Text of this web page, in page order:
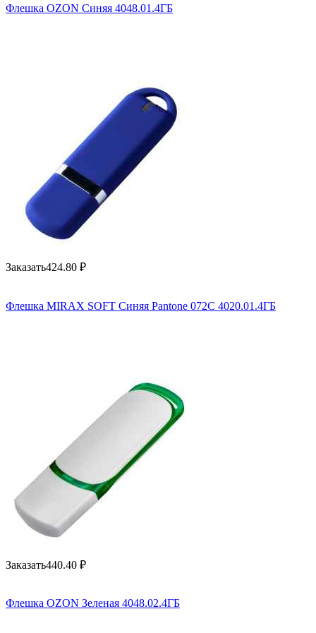
Флешка OZON Синяя 4048.01.4ГБ
Заказать424.80 ₽
Флешка MIRAX SOFT Синяя Pantone 072C 4020.01.4ГБ
Заказать440.40 ₽
Флешка OZON Зеленая 4048.02.4ГБ